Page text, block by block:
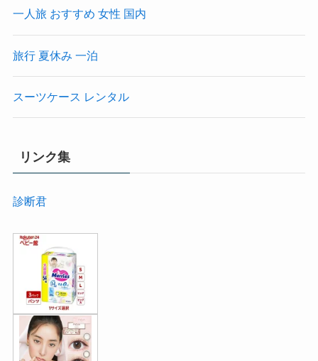
一人旅 おすすめ 女性 国内
旅行 夏休み 一泊
スーツケース レンタル
リンク集
診断君